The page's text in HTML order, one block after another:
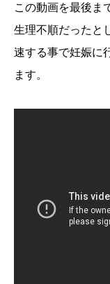
この動画を最後ま
生理不順だったと
速する事で妊娠に
ます。